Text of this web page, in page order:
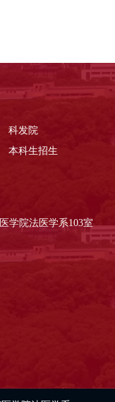
科发院
本科生招生
学院法医学系103室